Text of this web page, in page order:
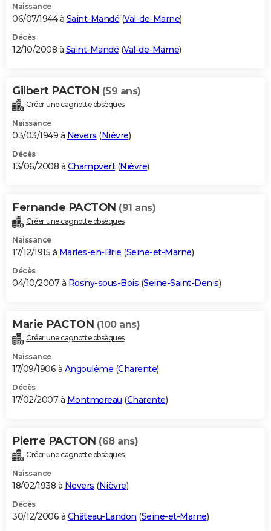
Naissance
06/07/1944 à Saint-Mandé (Val-de-Marne)
Décès
12/10/2008 à Saint-Mandé (Val-de-Marne)
Gilbert PACTON (59 ans)
Créer une cagnotte obsèques
Naissance
03/03/1949 à Nevers (Nièvre)
Décès
13/06/2008 à Champvert(Nièvre)
Fernande PACTON (91 ans)
Créer une cagnotte obsèques
Naissance
17/12/1915 à Marles-en-Brie (Seine-et-Marne)
Décès
04/10/2007 à Rosny-sous-Bois (Seine-Saint-Denis)
Marie PACTON (100 ans)
Créer une cagnotte obsèques
Naissance
17/09/1906 à Angoulême (Charente)
Décès
17/02/2007 à Montmoreau (Charente)
Pierre PACTON (68 ans)
Créer une cagnotte obsèques
Naissance
18/02/1938 à Nevers (Nièvre)
Décès
30/12/2006 à Château-Landon (Seine-et-Marne)